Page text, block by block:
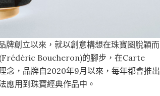
牌創立以來，就以創意構想在珠寶圈脫穎而
Boucheron)的腳步，在Carte
念，品牌自2020年9月以來，每年都會推出
應用到珠寶經典作品中。